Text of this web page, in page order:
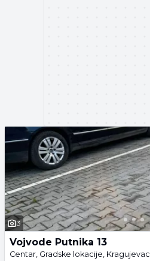
3
Vojvode Putnika 13
Centar, Gradske lokacije, Kragujevac